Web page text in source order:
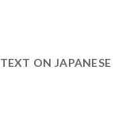
TEXT ON JAPANESE